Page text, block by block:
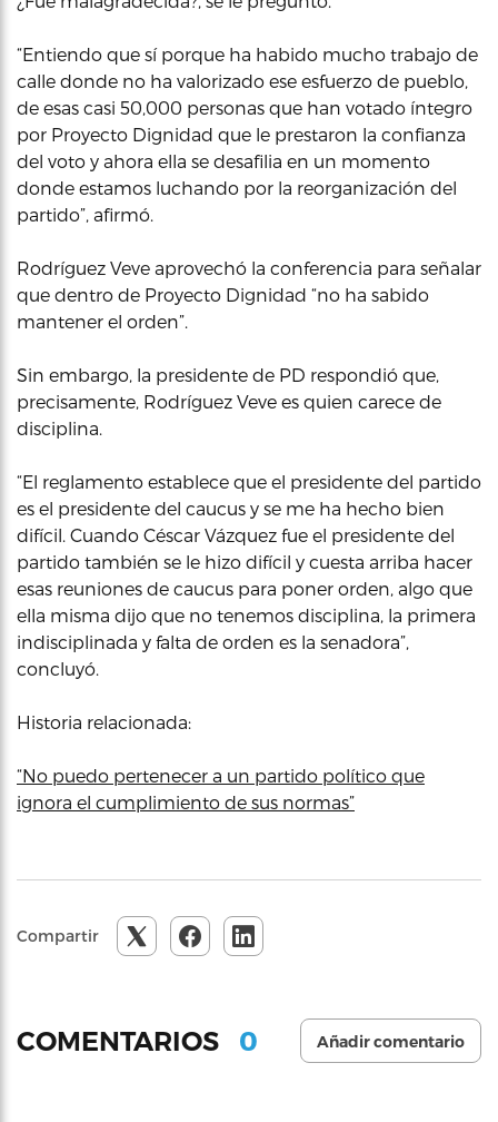
“Entiendo que sí porque ha habido mucho trabajo de
calle donde no ha valorizado ese esfuerzo de pueblo,
de esas casi 50,000 personas que han votado íntegro
por Proyecto Dignidad que le prestaron la confianza
del voto y ahora ella se desafilia en un momento
donde estamos luchando por la reorganización del
partido”, afirmó.
Rodríguez Veve aprovechó la conferencia para señalar
que dentro de Proyecto Dignidad “no ha sabido
mantener el orden”.
Sin embargo, la presidente de PD respondió que,
precisamente, Rodríguez Veve es quien carece de
disciplina.
“El reglamento establece que el presidente del partido
es el presidente del caucus y se me ha hecho bien
difícil. Cuando Céscar Vázquez fue el presidente del
partido también se le hizo difícil y cuesta arriba hacer
esas reuniones de caucus para poner orden, algo que
ella misma dijo que no tenemos disciplina, la primera
indisciplinada y falta de orden es la senadora”,
concluyó.
Historia relacionada:
“No puedo pertenecer a un partido político que
ignora el cumplimiento de sus normas”
Compartir
COMENTARIOS 0 Añadir comentario